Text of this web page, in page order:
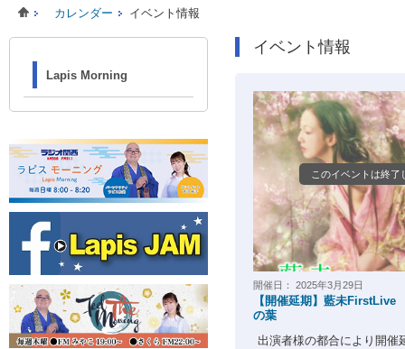
カレンダー イベント情報
Lapis Morning
イベント情報
開催日： 2025年3月29日
【開催延期】藍未
の葉
出演者様の都合により開催
このイベントは終了